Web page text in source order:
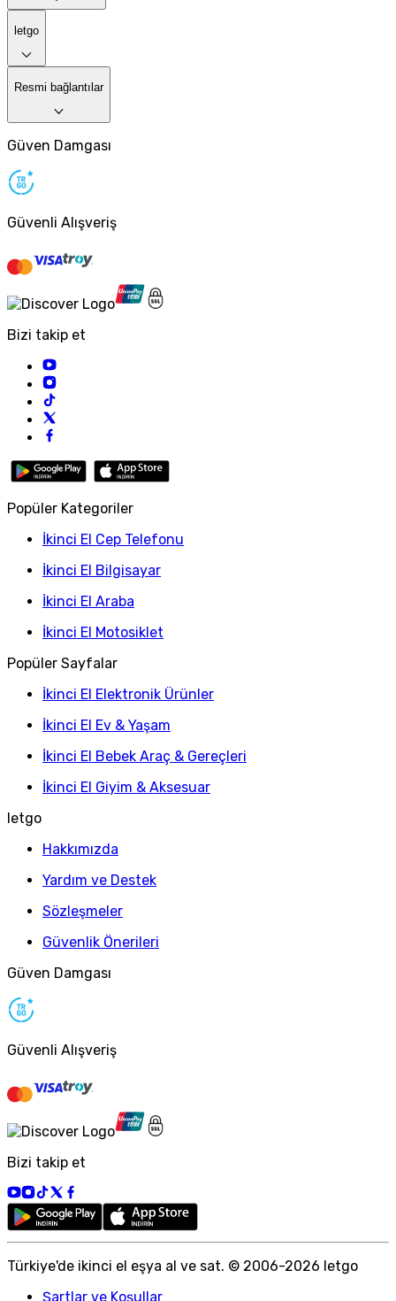
letgo
Resmi bağlantılar
Güven Damgası
Güvenli Alışveriş
Bizi takip et
Popüler Kategoriler
İkinci El Cep Telefonu
İkinci El Bilgisayar
İkinci El Araba
İkinci El Motosiklet
Popüler Sayfalar
İkinci El Elektronik Ürünler
İkinci El Ev & Yaşam
İkinci El Bebek Araç & Gereçleri
İkinci El Giyim & Aksesuar
letgo
Hakkımızda
Yardım ve Destek
Sözleşmeler
Güvenlik Önerileri
Güven Damgası
Güvenli Alışveriş
Bizi takip et
Türkiye'de ikinci el eşya al ve sat. © 2006-2026 letgo
Şartlar ve Koşullar